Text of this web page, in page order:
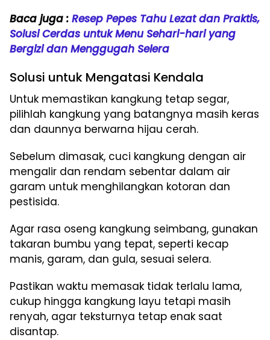
Baca juga : Resep Pepes Tahu Lezat dan Praktis,
Solusi Cerdas untuk Menu Sehari-hari yang
Bergizi dan Menggugah Selera
Solusi untuk Mengatasi Kendala
Untuk memastikan kangkung tetap segar,
pilihlah kangkung yang batangnya masih keras
dan daunnya berwarna hijau cerah.
Sebelum dimasak, cuci kangkung dengan air
mengalir dan rendam sebentar dalam air
garam untuk menghilangkan kotoran dan
pestisida.
Agar rasa oseng kangkung seimbang, gunakan
takaran bumbu yang tepat, seperti kecap
manis, garam, dan gula, sesuai selera.
Pastikan waktu memasak tidak terlalu lama,
cukup hingga kangkung layu tetapi masih
renyah, agar teksturnya tetap enak saat
disantap.